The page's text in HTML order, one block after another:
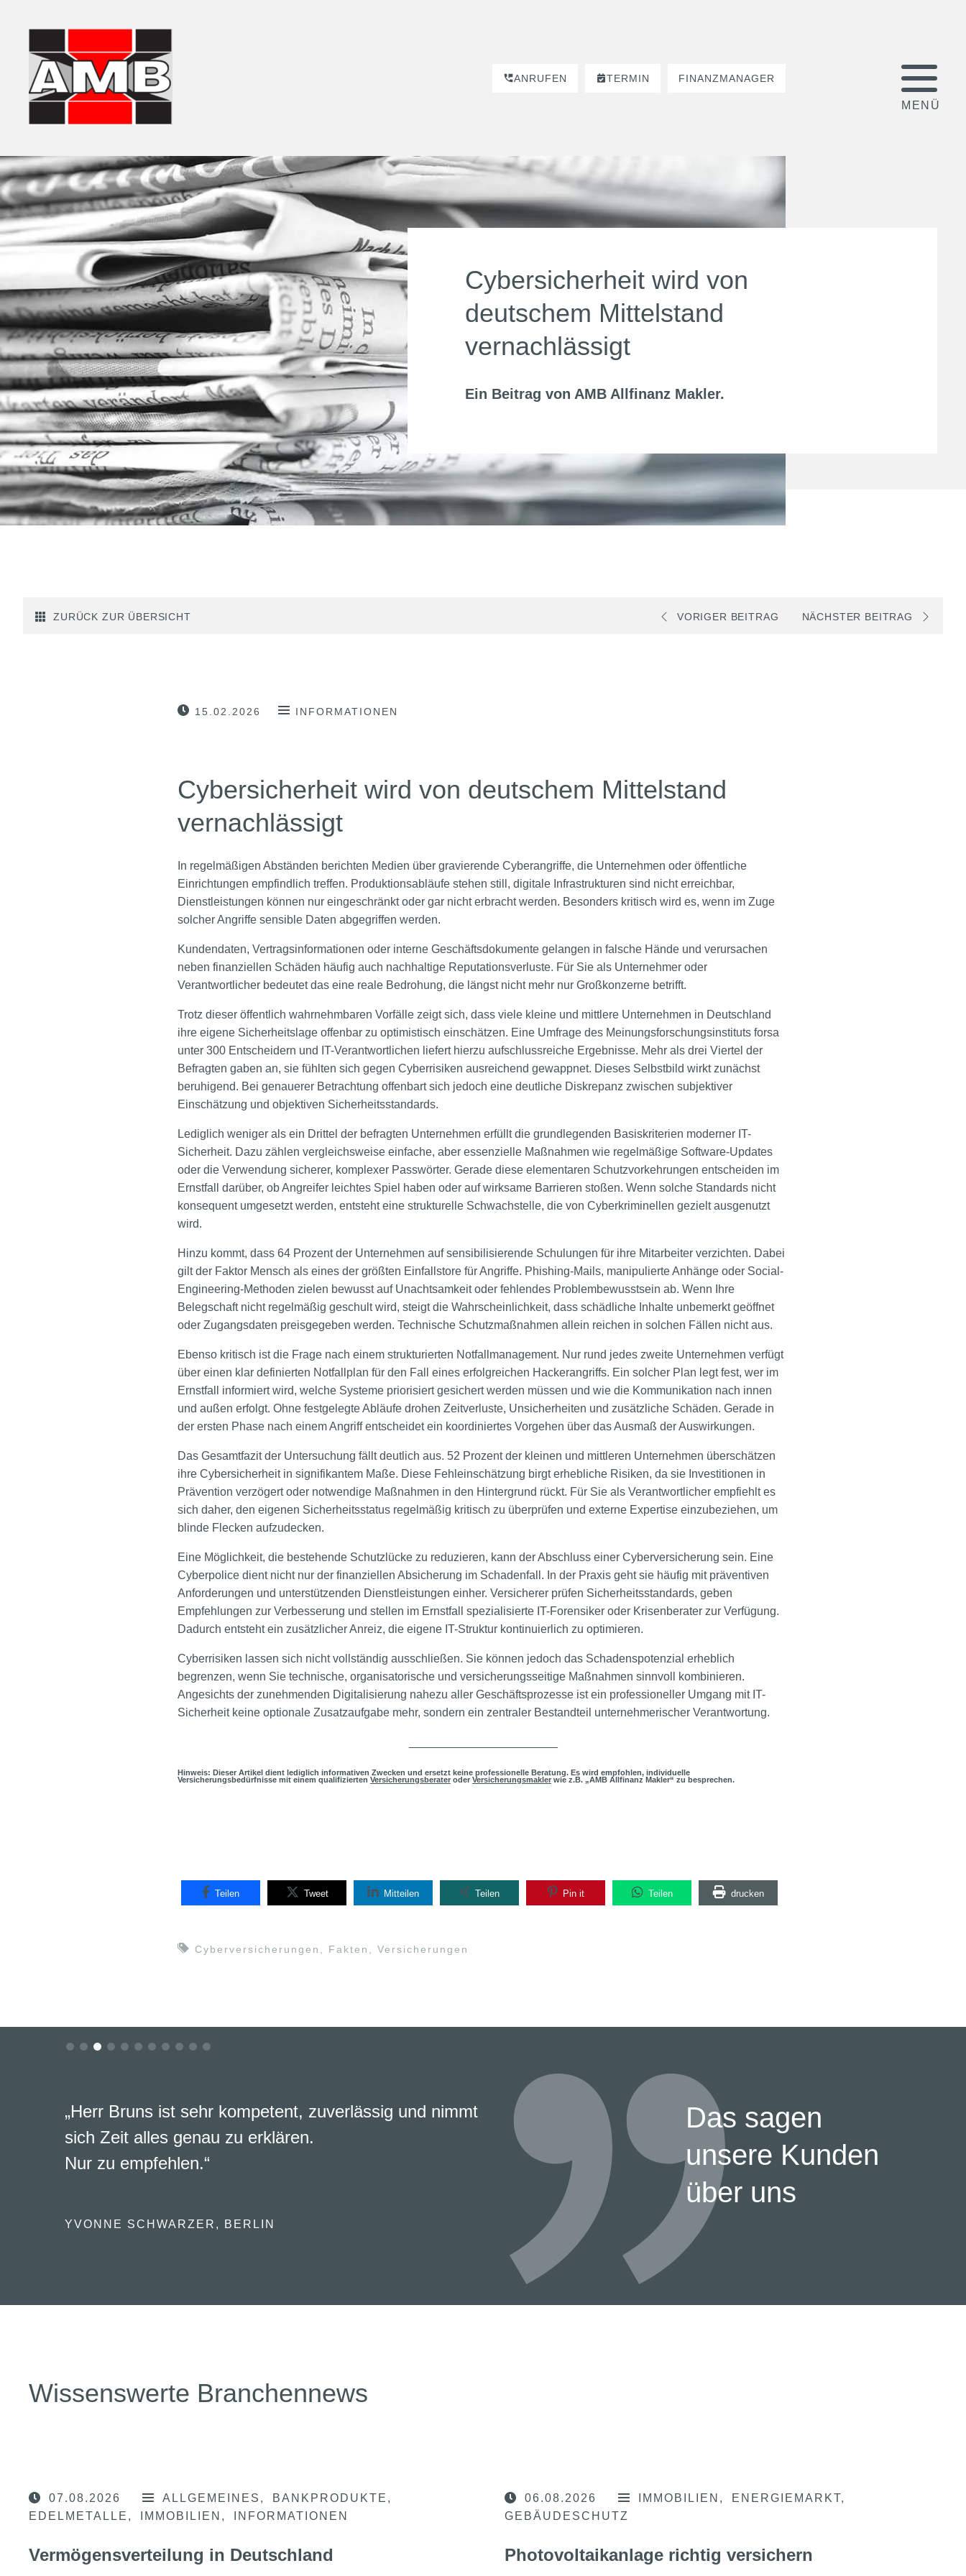
ANRUFEN TERMIN FINANZMANAGER
Cybersicherheit wird von
deutschem Mittelstand
vernachlässigt
Ein Beitrag von AMB Allfinanz Makler.
ZURÜCK ZUR ÜBERSICHT VORIGER BEITRAG NÄCHSTER BEITRAG
15.02.2026 INFORMATIONEN
Cybersicherheit wird von deutschem Mittelstand
vernachlässigt
In regelmäßigen Abständen berichten Medien über gravierende Cyberangriffe, die Unternehmen oder öffentliche
Einrichtungen empfindlich treffen. Produktionsabläufe stehen still, digitale Infrastrukturen sind nicht erreichbar,
Dienstleistungen können nur eingeschränkt oder gar nicht erbracht werden. Besonders kritisch wird es, wenn im Zuge
solcher Angriffe sensible Daten abgegriffen werden.
Kundendaten, Vertragsinformationen oder interne Geschäftsdokumente gelangen in falsche Hände und verursachen
neben finanziellen Schäden häufig auch nachhaltige Reputationsverluste. Für Sie als Unternehmer oder
Verantwortlicher bedeutet das eine reale Bedrohung, die längst nicht mehr nur Großkonzerne betrifft.
Trotz dieser öffentlich wahrnehmbaren Vorfälle zeigt sich, dass viele kleine und mittlere Unternehmen in Deutschland
ihre eigene Sicherheitslage offenbar zu optimistisch einschätzen. Eine Umfrage des Meinungsforschungsinstituts forsa
unter 300 Entscheidern und IT-Verantwortlichen liefert hierzu aufschlussreiche Ergebnisse. Mehr als drei Viertel der
Befragten gaben an, sie fühlten sich gegen Cyberrisiken ausreichend gewappnet. Dieses Selbstbild wirkt zunächst
beruhigend. Bei genauerer Betrachtung offenbart sich jedoch eine deutliche Diskrepanz zwischen subjektiver
Einschätzung und objektiven Sicherheitsstandards.
Lediglich weniger als ein Drittel der befragten Unternehmen erfüllt die grundlegenden Basiskriterien moderner IT-
Sicherheit. Dazu zählen vergleichsweise einfache, aber essenzielle Maßnahmen wie regelmäßige Software-Updates
oder die Verwendung sicherer, komplexer Passwörter. Gerade diese elementaren Schutzvorkehrungen entscheiden im
Ernstfall darüber, ob Angreifer leichtes Spiel haben oder auf wirksame Barrieren stoßen. Wenn solche Standards nicht
konsequent umgesetzt werden, entsteht eine strukturelle Schwachstelle, die von Cyberkriminellen gezielt ausgenutzt
wird.
Hinzu kommt, dass 64 Prozent der Unternehmen auf sensibilisierende Schulungen für ihre Mitarbeiter verzichten. Dabei
gilt der Faktor Mensch als eines der größten Einfallstore für Angriffe. Phishing-Mails, manipulierte Anhänge oder Social-
Engineering-Methoden zielen bewusst auf Unachtsamkeit oder fehlendes Problembewusstsein ab. Wenn Ihre
Belegschaft nicht regelmäßig geschult wird, steigt die Wahrscheinlichkeit, dass schädliche Inhalte unbemerkt geöffnet
oder Zugangsdaten preisgegeben werden. Technische Schutzmaßnahmen allein reichen in solchen Fällen nicht aus.
Ebenso kritisch ist die Frage nach einem strukturierten Notfallmanagement. Nur rund jedes zweite Unternehmen verfügt
über einen klar definierten Notfallplan für den Fall eines erfolgreichen Hackerangriffs. Ein solcher Plan legt fest, wer im
Ernstfall informiert wird, welche Systeme priorisiert gesichert werden müssen und wie die Kommunikation nach innen
und außen erfolgt. Ohne festgelegte Abläufe drohen Zeitverluste, Unsicherheiten und zusätzliche Schäden. Gerade in
der ersten Phase nach einem Angriff entscheidet ein koordiniertes Vorgehen über das Ausmaß der Auswirkungen.
Das Gesamtfazit der Untersuchung fällt deutlich aus. 52 Prozent der kleinen und mittleren Unternehmen überschätzen
ihre Cybersicherheit in signifikantem Maße. Diese Fehleinschätzung birgt erhebliche Risiken, da sie Investitionen in
Prävention verzögert oder notwendige Maßnahmen in den Hintergrund rückt. Für Sie als Verantwortlicher empfiehlt es
sich daher, den eigenen Sicherheitsstatus regelmäßig kritisch zu überprüfen und externe Expertise einzubeziehen, um
blinde Flecken aufzudecken.
Eine Möglichkeit, die bestehende Schutzlücke zu reduzieren, kann der Abschluss einer Cyberversicherung sein. Eine
Cyberpolice dient nicht nur der finanziellen Absicherung im Schadenfall. In der Praxis geht sie häufig mit präventiven
Anforderungen und unterstützenden Dienstleistungen einher. Versicherer prüfen Sicherheitsstandards, geben
Empfehlungen zur Verbesserung und stellen im Ernstfall spezialisierte IT-Forensiker oder Krisenberater zur Verfügung.
Dadurch entsteht ein zusätzlicher Anreiz, die eigene IT-Struktur kontinuierlich zu optimieren.
Cyberrisiken lassen sich nicht vollständig ausschließen. Sie können jedoch das Schadenspotenzial erheblich
begrenzen, wenn Sie technische, organisatorische und versicherungsseitige Maßnahmen sinnvoll kombinieren.
Angesichts der zunehmenden Digitalisierung nahezu aller Geschäftsprozesse ist ein professioneller Umgang mit IT-
Sicherheit keine optionale Zusatzaufgabe mehr, sondern ein zentraler Bestandteil unternehmerischer Verantwortung.
Hinweis: Dieser Artikel dient lediglich informativen Zwecken und ersetzt keine professionelle Beratung. Es wird empfohlen, individuelle
Versicherungsbedürfnisse mit einem qualifizierten Versicherungsberater oder Versicherungsmakler wie z.B. „AMB Allfinanz Makler“ zu besprechen.
Teilen Tweet Mitteilen Teilen Pin it Teilen drucken
Cyberversicherungen Fakten Versicherungen
Das sagen
unsere Kunden
über uns
„Herr Bruns ist sehr kompetent, zuverlässig und nimmt
sich Zeit alles genau zu erklären.
Nur zu empfehlen.“
YVONNE SCHWARZER, BERLIN
Wissenswerte Branchennews
07.08.2026 ALLGEMEINES
BANKPRODUKTE
EDELMETALLE
IMMOBILIEN INFORMATIONEN
Vermögensverteilung in Deutschland
06.08.2026 IMMOBILIEN
ENERGIEMARKT
GEBÄUDESCHUTZ
Photovoltaikanlage richtig versichern